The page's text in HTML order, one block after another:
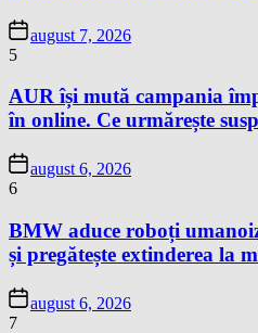
august 7, 2026
5
AUR își mută campania
în online. Ce urmărește
august 6, 2026
6
BMW aduce roboți
și pregătește extinderea la
august 6, 2026
7